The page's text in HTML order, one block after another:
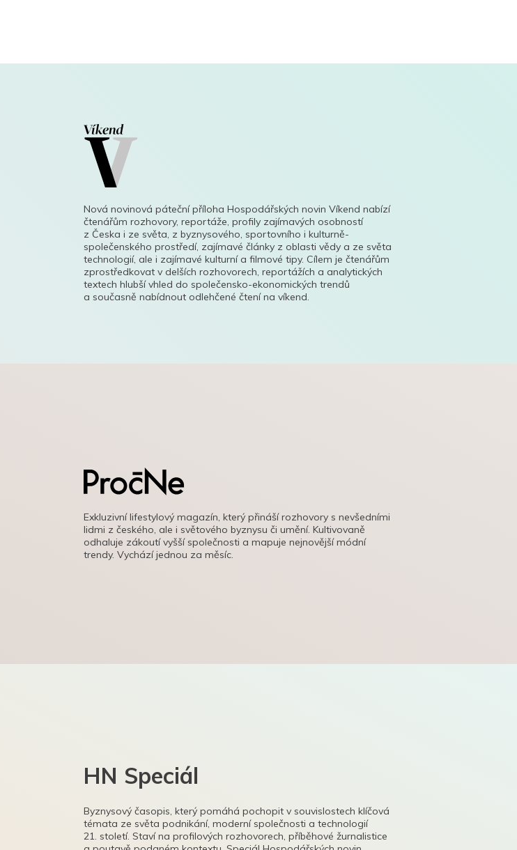
Nová novinová páteční příloha Hospodářských novin Víkend nabízí
čtenářům rozhovory, reportáže, profily zajímavých osobností
z Česka i ze světa, z byznysového, sportovního i kulturně-
společenského prostředí, zajímavé články z oblasti vědy a ze světa
technologií, ale i zajímavé kulturní a filmové tipy. Cílem je čtenářům
zprostředkovat v delších rozhovorech, reportážích a analytických
textech hlubší vhled do společensko-ekonomických trendů
a současně nabídnout odlehčené čtení na víkend.
Exkluzivní lifestylový magazín, který přináší rozhovory s nevšedními
lidmi z českého, ale i světového byznysu či umění. Kultivovaně
odhaluje zákoutí vyšší společnosti a mapuje nejnovější módní
trendy. Vychází jednou za měsíc.
HN Speciál
Byznysový časopis, který pomáhá pochopit v souvislostech klíčová
témata ze světa podnikání, moderní společnosti a technologií
21. století. Staví na profilových rozhovorech, příběhové žurnalistice